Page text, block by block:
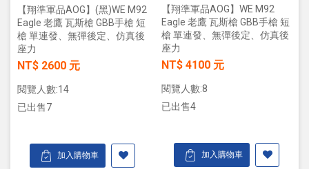
【翔準軍品AOG】(黑)WE M92
Eagle 老鷹 瓦斯槍 GBB手槍 短
槍 單連發、無彈後定、仿真後
座力
NT$ 2600 元
閱覽人數:14
已出售7
加入購物車
【翔準軍品AOG】WE M92
Eagle 老鷹 瓦斯槍 GBB手槍 短
槍 單連發、無彈後定、仿真後
座力
NT$ 4100 元
閱覽人數:8
已出售4
加入購物車